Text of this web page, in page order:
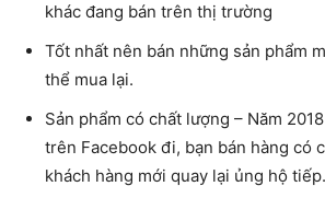
khác đang bán trên thị trường
Tốt nhất nên bán những sản phẩm
thể mua lại.
Sản phẩm có chất lượng – Năm
trên Facebook đi, bạn bán hàng có
khách hàng mới quay lại ủng hộ tiếp.